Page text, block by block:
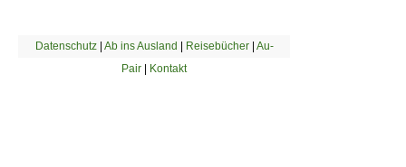
Datenschutz| Ab ins Ausland | Reisebücher| Au-
Pair | Kontakt